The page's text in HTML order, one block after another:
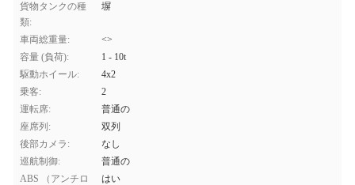
貨物タンクの種
類:
塀
車両総重量:
<>
容量 (負荷):
1 - 10t
駆動ホイール:
4x2
乗客:
2
運転席:
普通の
座席列:
双列
後部カメラ:
なし
巡航制御:
普通の
ABS （アンチロ
はい